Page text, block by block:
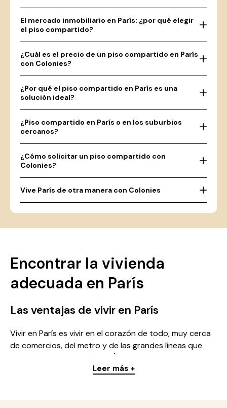
El mercado inmobiliario en París: ¿por qué elegir
el piso compartido?
¿Cuál es el precio de un piso compartido en París
con Colonies?
¿Por qué el piso compartido en París es una
solución ideal?
¿Piso compartido en París o en los suburbios
cercanos?
¿Cómo solicitar un piso compartido con
Colonies?
Vive París de otra manera con Colonies
Encontrar la vivienda
adecuada en París
Las ventajas de vivir en París
Vivir en París es vivir en el corazón de todo, muy cerca
de comercios, del metro y de las grandes líneas que
conectan toda la región de Île-de-France. Ya busques
un estudio, un apartamento de varias habitaciones o
Leer más +